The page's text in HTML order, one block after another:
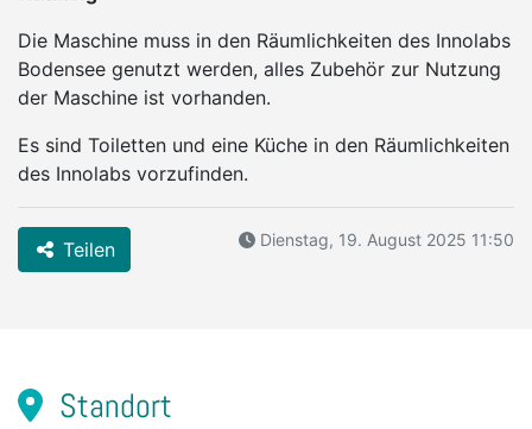
Die Maschine muss in den Räumlichkeiten des Innolabs
Bodensee genutzt werden, alles Zubehör zur Nutzung
der Maschine ist vorhanden.
Es sind Toiletten und eine Küche in den Räumlichkeiten
des Innolabs vorzufinden.
Teilen Dienstag, 19. August 2025 11:50
Standort